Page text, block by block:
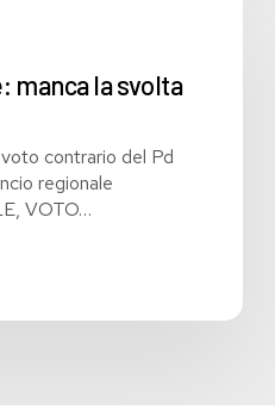
manca la svolta
contrario del Pd
regionale
VOTO…